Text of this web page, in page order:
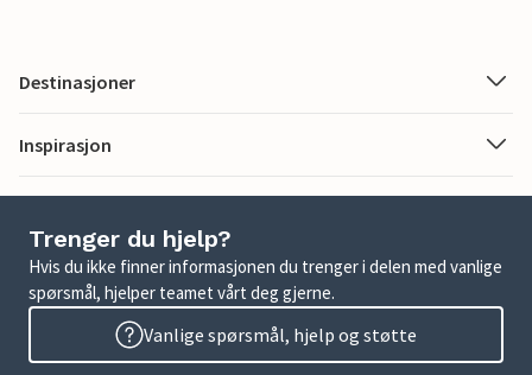
Destinasjoner
Inspirasjon
Trenger du hjelp?
Hvis du ikke finner informasjonen du trenger i delen med vanlige
spørsmål, hjelper teamet vårt deg gjerne.
Vanlige spørsmål, hjelp og støtte